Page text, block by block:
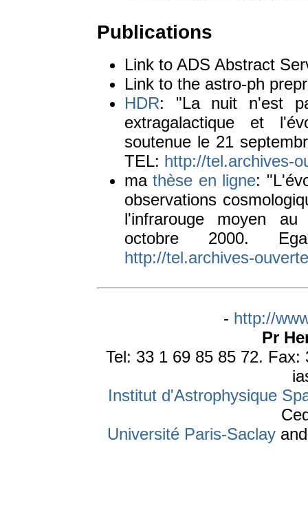
Publications
Link to ADS Abstract
Link to the astro-ph
HDR: "La nuit n'est
extragalactique et
soutenue le 21
TEL: http://tel.archives-
mathèse en ligne:
observations
l'infrarouge moyen
octobre 2000.
http://tel.archives-
- http://
Pr
Tel: 33 1 69 85 85 72.
Institut d'Astrophysique
Université Paris-Saclay